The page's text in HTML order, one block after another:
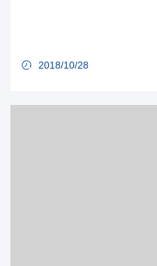
2018/10/28